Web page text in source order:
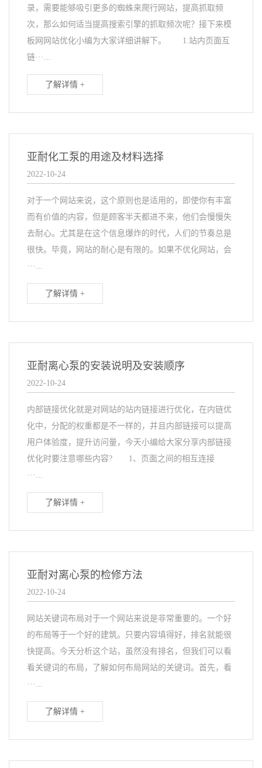
录，需要能够吸引更多的蜘蛛来爬行网站，提高抓取频
次，那么如何适当提高搜索引擎的抓取频次呢？接下来模
板网网站优化小编为大家详细讲解下。 1.站内页面互
链···...
了解详情 +
亚耐化工泵的用途及材料选择
2022-10-24
对于一个网站来说，这个原则也是适用的，即使你有丰富
而有价值的内容，但是顾客半天都进不来，他们会慢慢失
去耐心。尤其是在这个信息爆炸的时代，人们的节奏总是
很快。毕竟，网站的耐心是有限的。如果不优化网站，会
···...
了解详情 +
亚耐离心泵的安装说明及安装顺序
2022-10-24
内部链接优化就是对网站的站内链接进行优化，在内链优
化中，分配的权重都是不一样的，并且内部链接可以提高
用户体验度，提升访问量，今天小编给大家分享内部链接
优化时要注意哪些内容? 1、页面之间的相互连接
···...
了解详情 +
亚耐对离心泵的检修方法
2022-10-24
网站关键词布局对于一个网站来说是非常重要的。一个好
的布局等于一个好的建筑。只要内容填得好，排名就能很
快提高。今天分析这个站，虽然没有排名，但我们可以看
看关键词的布局，了解如何布局网站的关键词。首先，看
···...
了解详情 +